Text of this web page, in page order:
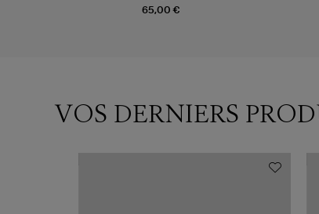
65,00 €
VOS DERNIERS